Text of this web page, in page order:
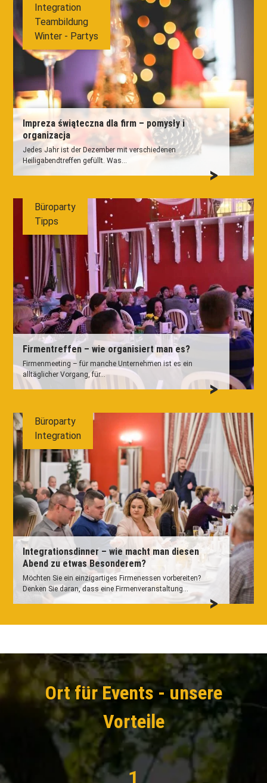
Impreza świąteczna dla firm – pomysły i
organizacja
Jedes Jahr ist der Dezember mit verschiedenen
Heiligabendtreffen gefüllt. Was...
Integration
Teambildung
Winter - Partys
Firmentreffen – wie organisiert man es?
Firmenmeeting – für manche Unternehmen ist es ein
alltäglicher Vorgang, für...
Büroparty
Tipps
Integrationsdinner – wie macht man diesen
Abend zu etwas Besonderem?
Möchten Sie ein einzigartiges Firmenessen vorbereiten?
Denken Sie daran, dass eine Firmenveranstaltung...
Büroparty
Integration
Ort für Events - unsere
Vorteile